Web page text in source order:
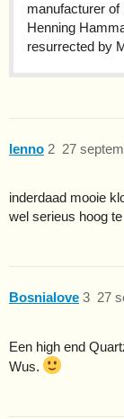
manufacturer
Henning
resurrected by
lenno 27
2
inderdaad mooie
wel serieus hoog
Bosnialove 27
3
Een high end
Wus.